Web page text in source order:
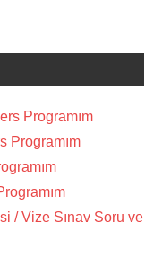
Programım
Programım
/ Vize Sınav Soru ve